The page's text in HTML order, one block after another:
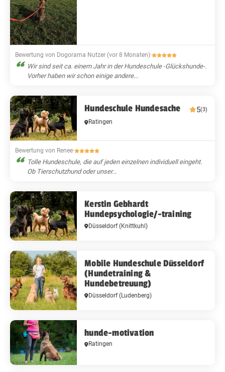
Bewertung von Dogorama Nutzer (vor 8 Monaten)·
Wir sind seit ca. einem Jahr in der Hundeschule -Glückshunde-.
Vorher haben wir schon einige andere...
Hundeschule Hundesache 5(3)
Ratingen
Bewertung von Renee·
Tolle Hundeschule, die auf jeden einzelnen individuell eingeht.
Ob Tierschutzhund oder unser...
Kerstin Gebhardt
Hundepsychologie/-training
Düsseldorf(Knittkuhl)
Mobile Hundeschule Düsseldorf
(Hundetraining &
Hundebetreuung)
Düsseldorf(Ludenberg)
hunde-motivation
Ratingen